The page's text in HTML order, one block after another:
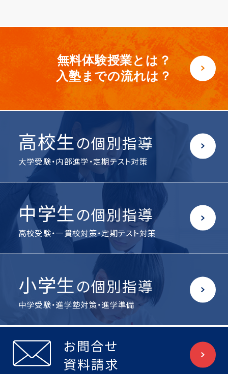
無料体験授業とは？
入塾までの流れは？
高校生の個別指導
大学受験・内部進学・定期テスト対策
中学生の個別指導
高校受験・一貫校対策・定期テスト対策
小学生の個別指導
中学受験・進学塾対策・進学準備
お問合せ
資料請求